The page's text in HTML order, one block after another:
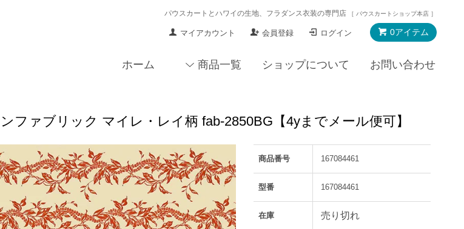
パウスカートとハワイの生地、フラダンス衣装の専門店 ［ パウスカートショップ本店 ］
0アイテム
マイアカウント 会員登録 ログイン
ホーム 商品一覧 ショップについて お問い合わせ
ファブリック マイレ・レイ柄 fab-2850BG【4yまでメール便可】
商品番号 167084461
型番 167084461
在庫 売り切れ